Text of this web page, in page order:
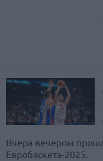
Вчера вечером
Евробаскета-2025.